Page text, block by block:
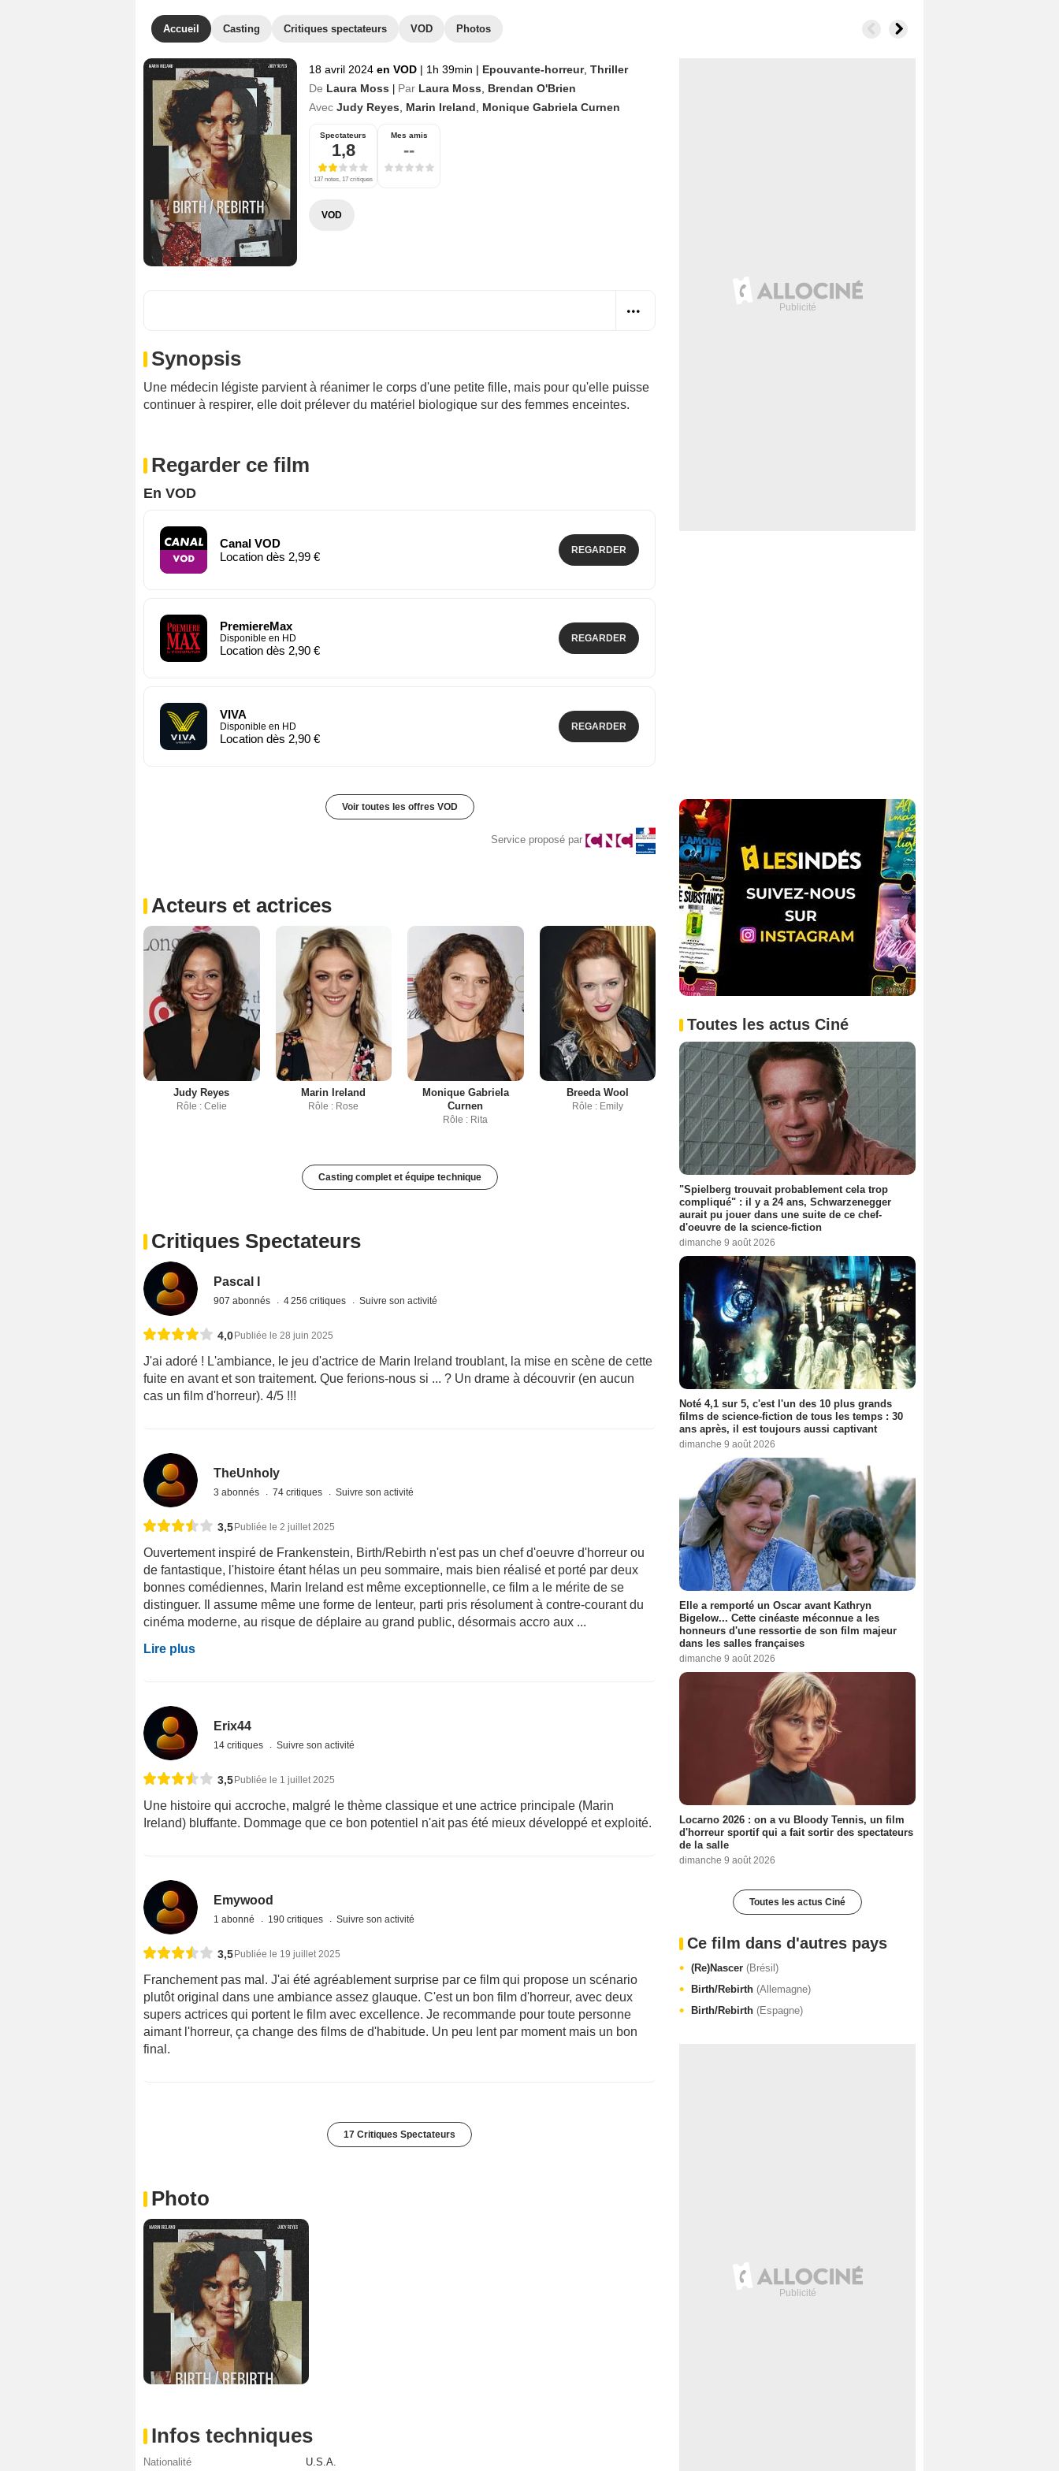
Accueil Casting Critiques spectateurs VOD Photos
18 avril 2024 en VOD | 1h 39min | Epouvante-horreur, Thriller
De Laura Moss Par Laura Moss
Brendan O'Brien
Avec Judy Reyes Marin Ireland Monique Gabriela Curnen
Spectateurs
1,8
137 notes, 17 critiques
Mes amis
--
VOD
Synopsis
Une médecin légiste parvient à réanimer le corps d'une petite fille, mais pour qu'elle puisse
continuer à respirer, elle doit prélever du matériel biologique sur des femmes enceintes.
Regarder ce film
En VOD
Canal VOD
Location dès 2,99 €
REGARDER
PremiereMax
Disponible en HD
Location dès 2,90 €
REGARDER
VIVA
Disponible en HD
Location dès 2,90 €
REGARDER
Voir toutes les offres VOD
Service proposé par
Acteurs et actrices
Judy Reyes
Rôle : Celie
Marin Ireland
Rôle : Rose
Monique Gabriela
Curnen
Rôle : Rita
Breeda Wool
Rôle : Emily
Casting complet et équipe technique
Critiques Spectateurs
Pascal I
907 abonnés 4 256 critiques Suivre son activité
4,0Publiée le 28 juin 2025
J'ai adoré ! L'ambiance, le jeu d'actrice de Marin Ireland troublant, la mise en scène de cette
fuite en avant et son traitement. Que ferions-nous si ... ? Un drame à découvrir (en aucun
cas un film d'horreur). 4/5 !!!
TheUnholy
3 abonnés 74 critiques Suivre son activité
3,5 Publiée le 2 juillet 2025
Ouvertement inspiré de Frankenstein, Birth/Rebirth n'est pas un chef d'oeuvre d'horreur ou
de fantastique, l'histoire étant hélas un peu sommaire, mais bien réalisé et porté par deux
bonnes comédiennes, Marin Ireland est même exceptionnelle, ce film a le mérite de se
distinguer. Il assume même une forme de lenteur, parti pris résolument à contre-courant du
cinéma moderne, au risque de déplaire au grand public, désormais accro aux ...
Lire plus
Erix44
14 critiques Suivre son activité
3,5 Publiée le 1 juillet 2025
Une histoire qui accroche, malgré le thème classique et une actrice principale (Marin
Ireland) bluffante. Dommage que ce bon potentiel n'ait pas été mieux développé et exploité.
Emywood
1 abonné 190 critiques Suivre son activité
3,5 Publiée le 19 juillet 2025
Franchement pas mal. J'ai été agréablement surprise par ce film qui propose un scénario
plutôt original dans une ambiance assez glauque. C'est un bon film d'horreur, avec deux
supers actrices qui portent le film avec excellence. Je recommande pour toute personne
aimant l'horreur, ça change des films de d'habitude. Un peu lent par moment mais un bon
final.
17 Critiques Spectateurs
Photo
Infos techniques
Nationalité U.S.A.
Toutes les actus Ciné
"Spielberg trouvait probablement cela trop
compliqué" : il y a 24 ans, Schwarzenegger
aurait pu jouer dans une suite de ce chef-
d'oeuvre de la science-fiction
dimanche 9 août 2026
Noté 4,1 sur 5, c'est l'un des 10 plus grands
films de science-fiction de tous les temps : 30
ans après, il est toujours aussi captivant
dimanche 9 août 2026
Elle a remporté un Oscar avant Kathryn
Bigelow... Cette cinéaste méconnue a les
honneurs d'une ressortie de son film majeur
dans les salles françaises
dimanche 9 août 2026
Locarno 2026 : on a vu Bloody Tennis, un film
d'horreur sportif qui a fait sortir des spectateurs
de la salle
dimanche 9 août 2026
Toutes les actus Ciné
Ce film dans d'autres pays
(Re)Nascer (Brésil)
Birth/Rebirth (Allemagne)
Birth/Rebirth (Espagne)